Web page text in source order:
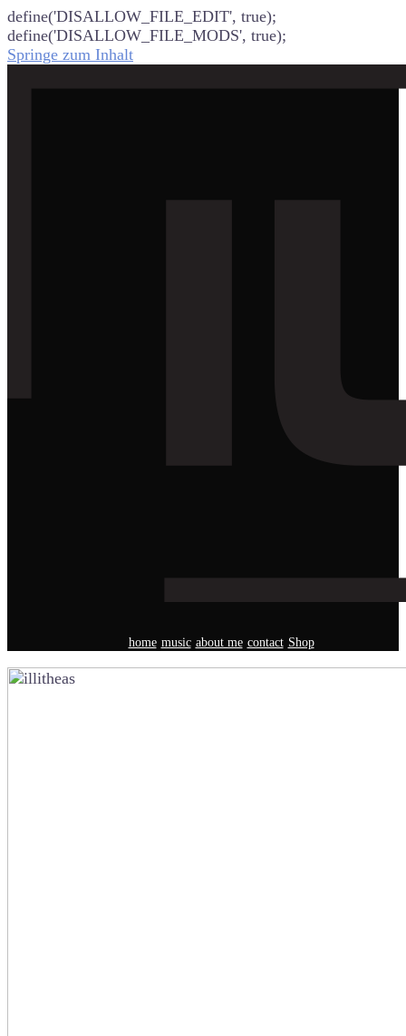
define('DISALLOW_FILE_EDIT', true);
define('DISALLOW_FILE_MODS', true);
Springe zum Inhalt
home music about me contact Shop